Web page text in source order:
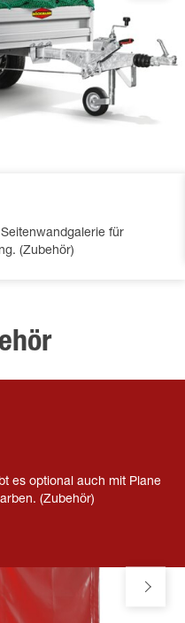
für
(Zubehör)
es optional auch mit Plane
(Zubehör)